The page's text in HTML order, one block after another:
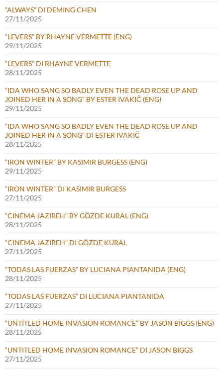
“ALWAYS” DI DEMING CHEN
27/11/2025
“LEVERS” BY RHAYNE VERMETTE (ENG)
29/11/2025
“LEVERS” DI RHAYNE VERMETTE
28/11/2025
“IDA WHO SANG SO BADLY EVEN THE DEAD ROSE UP AND
JOINED HER IN A SONG” BY ESTER IVAKIČ (ENG)
29/11/2025
“IDA WHO SANG SO BADLY EVEN THE DEAD ROSE UP AND
JOINED HER IN A SONG” DI ESTER IVAKIČ
28/11/2025
“IRON WINTER” BY KASIMIR BURGESS (ENG)
29/11/2025
“IRON WINTER” DI KASIMIR BURGESS
27/11/2025
“CINEMA JAZIREH” BY GÖZDE KURAL (ENG)
28/11/2025
“CINEMA JAZIREH” DI GÖZDE KURAL
27/11/2025
“TODAS LAS FUERZAS” BY LUCIANA PIANTANIDA (ENG)
28/11/2025
“TODAS LAS FUERZAS” DI LUCIANA PIANTANIDA
27/11/2025
“UNTITLED HOME INVASION ROMANCE” BY JASON BIGGS (ENG)
28/11/2025
“UNTITLED HOME INVASION ROMANCE” DI JASON BIGGS
27/11/2025